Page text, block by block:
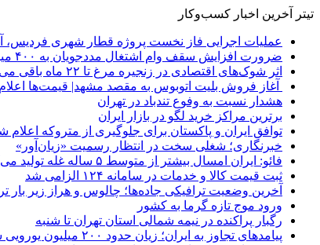
تیتر آخرین اخبار کسب‌وکار
عملیات اجرایی فاز نخست پروژه قطار شهری فردیس،
ضرورت افزایش سقف وام اشتغال مددجویان به ۴۰۰ میلیون تومان
اثر شوک‌های اقتصادی در زنجیره مرغ تا ۲۲ ماه باقی می‌ماند
آغاز فروش بلیت اتوبوس به مقصد مشهد| قیمت‌ها
هشدار نسبت به وفوع تندباد در تهران
برترین مراکز خرید لگو در بازار ایران
توافق ایران و پاکستان برای جلوگیری از متروکه اعلام
خبرنگاری؛ شغلی سخت در انتظار رسمیت «زیان‌آور»
فائو: ایران امسال بیشتر از متوسط ۵ ساله غله تولید می‌کند
ثبت قیمت کالا و خدمات در سامانه ۱۲۴ الزامی شد
آخرین وضعیت ترافیکی جاده‌ها؛ چالوس و هراز زیر بار
ورود موج تازه گرما به کشور
رگبار پراکنده در نیمه شمالی استان تهران تا شنبه
پیامدهای تجاوز به ایران؛ زیان حدود ۲۰۰ میلیون یورویی شرکت هواپیمایی مجارستان